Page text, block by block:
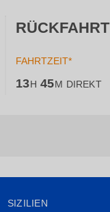
RÜCKFAHRT
FAHRTZEIT*
13H 45M DIREKT
SIZILIEN